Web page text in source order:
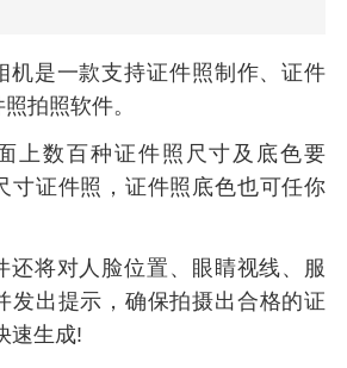
机是一款支持证件照制作、证件
拍照软件。
上数百种证件照尺寸及底色要
寸证件照，证件照底色也可任你
还将对人脸位置、眼睛视线、服
发出提示，确保拍摄出合格的证
速生成!